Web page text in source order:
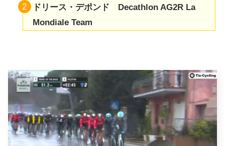
ドリース・デポンド Decathlon AG2R La
Mondiale Team